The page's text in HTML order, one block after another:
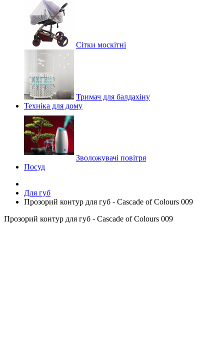
Сітки москітні
Тримач для балдахіну
Техніка для дому
Зволожувачі повітря
Посуд
Для губ
Прозорий контур для губ - Cascade of Colours 009
Прозорий контур для губ - Cascade of Colours 009